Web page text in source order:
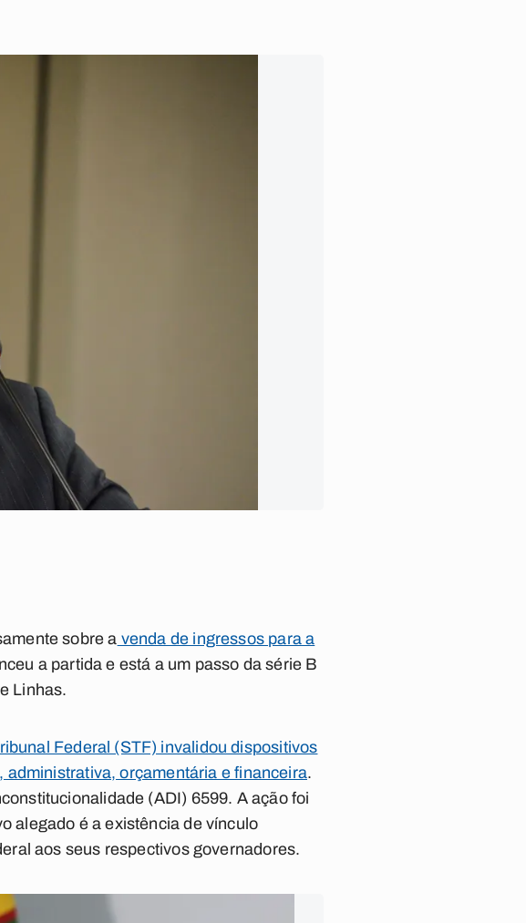
sobre a venda de ingressos para a
a partida e está a um passo da série B
Linhas.
Federal (STF) invalidou dispositivos
orçamentária e financeira.
(ADI) 6599. A ação foi
alegado é a existência de vínculo
aos seus respectivos governadores.